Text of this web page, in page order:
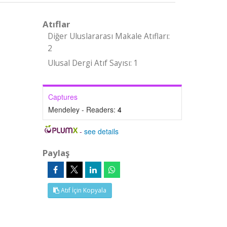
Atıflar
Diğer Uluslararası Makale Atıfları:
2
Ulusal Dergi Atıf Sayısı: 1
Captures
Mendeley - Readers: 4
-see details
Paylaş
Atıf İçin Kopyala